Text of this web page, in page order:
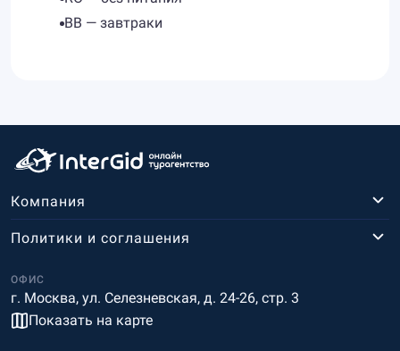
BB — завтраки
Компания
ОФИС
г. Москва, ул. Селезневская, д. 24-26, стр. 3
Показать на карте
Политики и соглашения